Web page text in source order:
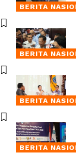
BERITA
BERITA
BERITA
BERITA